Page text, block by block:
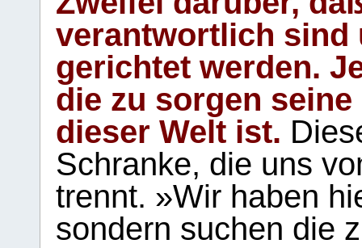
verantwortlich sind
gerichtet werden.
die zu sorgen
dieser Welt ist.
Schranke, die uns
trennt. »Wir haben
sondern suchen die